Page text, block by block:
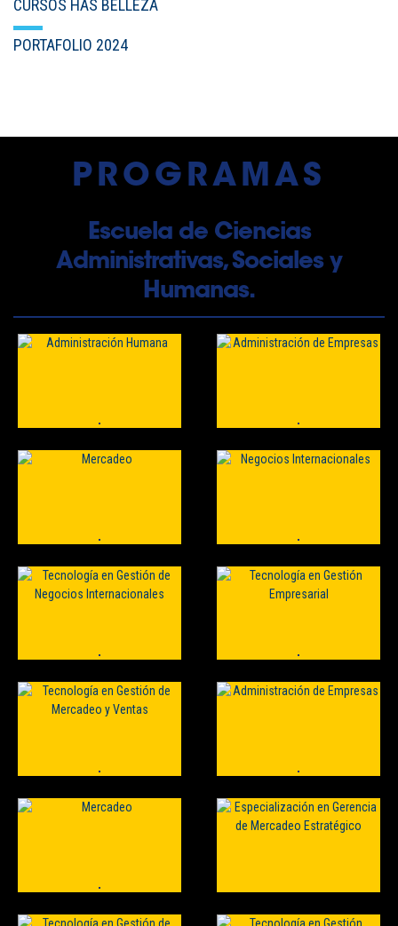
CURSOS HAS BELLEZA
PORTAFOLIO 2024
PROGRAMAS
Escuela de Ciencias
Administrativas, Sociales y
Humanas.